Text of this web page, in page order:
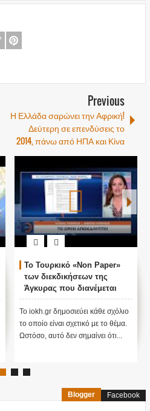
Previous
Η Ελλάδα σαρώνει την Αφρική!
Δεύτερη σε επενδύσεις το
2014, πάνω από ΗΠΑ και Κίνα
Το Τουρκικό «Non Paper»
των διεκδικήσεων της
Άγκυρας που διανέμεται
στις ξένες πρεσβείες
Το iokh.gr δημοσιεύει κάθε σχόλιο
το οποίο είναι σχετικό με το θέμα.
Ωστόσο, αυτό δεν σημαίνει ότι...
Blogger Facebook